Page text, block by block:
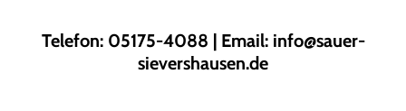
springenTelefon: 05175-4088 | Email: info@sauer-
sievershausen.de